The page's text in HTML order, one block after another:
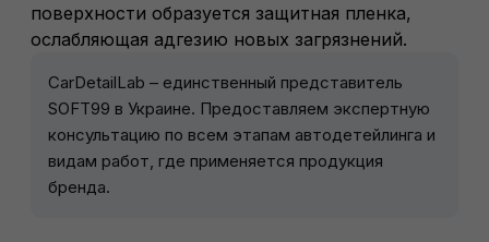
поверхности образуется защитная пленка,
ослабляющая адгезию новых загрязнений.
CarDetailLab – единственный представитель
SOFT99 в Украине. Предоставляем экспертную
консультацию по всем этапам автодетейлинга и
видам работ, где применяется продукция
бренда.